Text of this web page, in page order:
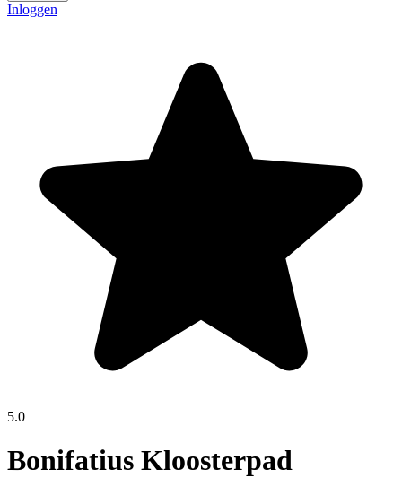
Inloggen
5.0
Bonifatius Kloosterpad